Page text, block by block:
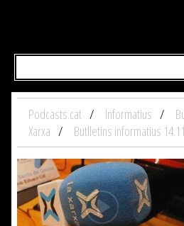
Podcasts.cat Informatius
Xarxa
Butlletins informatius